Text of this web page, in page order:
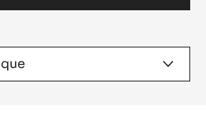
(OPENS
MODAL
WINDOW)